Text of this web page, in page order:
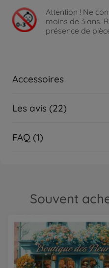
Attention ! Ne
moins de 3 ans.
présence de
Accessoires
Les avis (22)
FAQ (1)
Souvent